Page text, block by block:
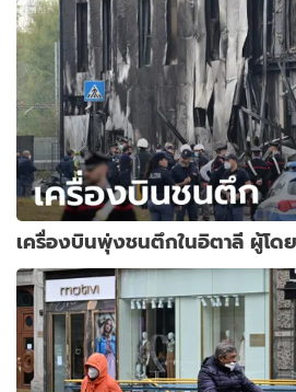
เครื่องบินพุ่งชนตึกในอิตาลี ผู้โด